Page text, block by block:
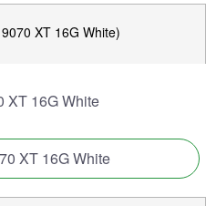
XT 16G White)
XT 16G White
XT 16G White